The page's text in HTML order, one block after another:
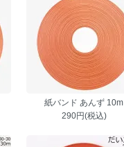
紙バンド あんず 10m
290円(税込)